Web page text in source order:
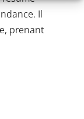
Il
prenant